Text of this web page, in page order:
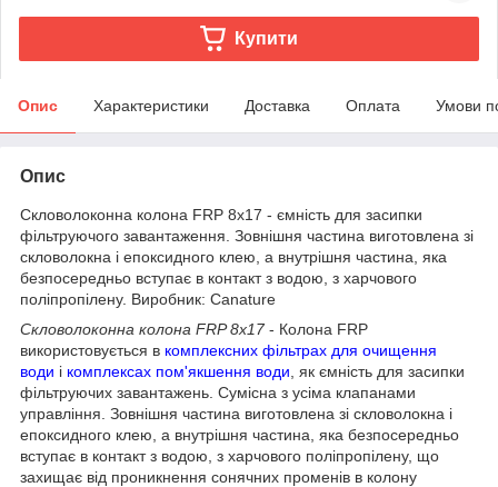
Купити
Опис Характеристики Доставка Оплата Умови
Опис
Скловолоконна колона FRP 8х17 - ємність для засипки
фільтруючого завантаження. Зовнішня частина виготовлена зі
скловолокна і епоксидного клею, а внутрішня частина, яка
безпосередньо вступає в контакт з водою, з харчового
поліпропілену. Виробник: Canature
Скловолоконна колона FRP 8х17- Колона FRP
використовується в комплексних фільтрах для очищення
води і комплексах пом'якшення води , як ємність для засипки
фільтруючих завантажень. Сумісна з усіма клапанами
управління. Зовнішня частина виготовлена зі скловолокна і
епоксидного клею, а внутрішня частина, яка безпосередньо
вступає в контакт з водою, з харчового поліпропілену, що
захищає від проникнення сонячних променів в колону